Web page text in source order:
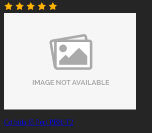
Cơ bida lỗ Peri PBH-T2